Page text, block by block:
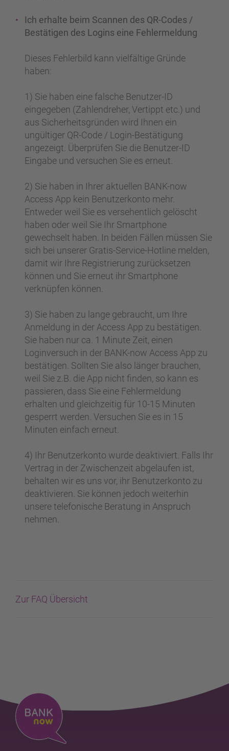
Ich erhalte beim Scannen des QR-Codes /
Bestätigen des Logins eine Fehlermeldung
Dieses Fehlerbild kann vielfältige Gründe
haben:
1) Sie haben eine falsche Benutzer-ID
eingegeben (Zahlendreher, Vertippt etc.) und
aus Sicherheitsgründen wird Ihnen ein
ungültiger QR-Code / Login-Bestätigung
angezeigt. Überprüfen Sie die Benutzer-ID
Eingabe und versuchen Sie es erneut.
2) Sie haben in Ihrer aktuellen BANK-now
Access App kein Benutzerkonto mehr.
Entweder weil Sie es versehentlich gelöscht
haben oder weil Sie Ihr Smartphone
gewechselt haben. In beiden Fällen müssen Sie
sich bei unserer Gratis-Service-Hotline melden,
damit wir Ihre Registrierung zurücksetzen
können und Sie erneut ihr Smartphone
verknüpfen können.
3) Sie haben zu lange gebraucht, um Ihre
Anmeldung in der Access App zu bestätigen.
Sie haben nur ca. 1 Minute Zeit, einen
Loginversuch in der BANK-now Access App zu
bestätigen. Sollten Sie also länger brauchen,
weil Sie z.B. die App nicht finden, so kann es
passieren, dass Sie eine Fehlermeldung
erhalten und gleichzeitig für 10-15 Minuten
gesperrt werden. Versuchen Sie es in 15
Minuten einfach erneut.
4) Ihr Benutzerkonto wurde deaktiviert. Falls Ihr
Vertrag in der Zwischenzeit abgelaufen ist,
behalten wir es uns vor, ihr Benutzerkonto zu
deaktivieren. Sie können jedoch weiterhin
unsere telefonische Beratung in Anspruch
nehmen.
Zur FAQ Übersicht